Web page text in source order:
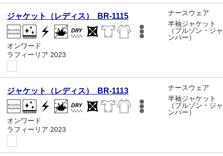
ジャケット（レディス） BR-1115
オンワード
ラフィーリア 2023
ナースウェア
半袖ジャケット
（ブルゾン・ジャ
ンパー）
ジャケット（レディス） BR-1113
オンワード
ラフィーリア 2023
ナースウェア
半袖ジャケット
（ブルゾン・ジャ
ンパー）